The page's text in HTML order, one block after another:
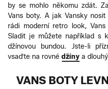
by se mohlo někomu zdát.
Vans boty. A jak Vansky
rádi moderní retro look,
Sladit je můžete například s
džínovou bundou. Jste-li
vsaďte na rovné džíny a
VANS BOTY